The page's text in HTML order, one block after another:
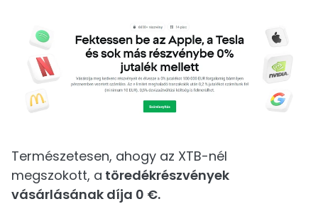
Természetesen, ahogy az XTB-nél
megszokott, a töredékrészvények
vásárlásának díja 0 €.